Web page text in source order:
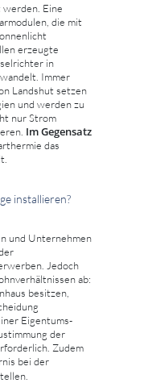
Eine
die mit
erzeugte
in
Immer
Landshut setzen
und werden zu
nur Strom
Im Gegensatz
das
installieren?
und Unternehmen
Jedoch
ab:
besitzen,
Eigentums-
der
Zudem
bei der